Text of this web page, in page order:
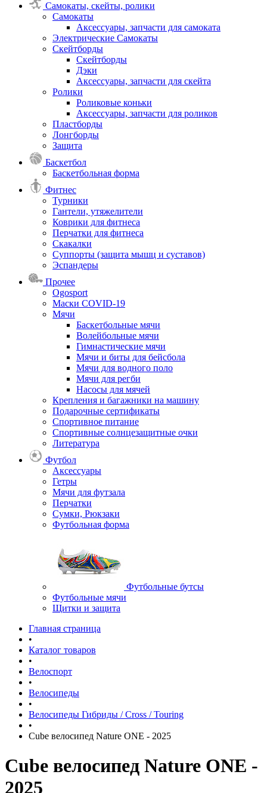
Самокаты, скейты, ролики
Самокаты
Аксессуары, запчасти для самоката
Электрические Самокаты
Скейтборды
Скейтборды
Дэки
Аксессуары, запчасти для скейта
Ролики
Роликовые коньки
Аксессуары, запчасти для роликов
Пластборды
Лонгборды
Защита
Баскетбол
Баскетбольная форма
Фитнес
Турники
Гантели, утяжелители
Коврики для фитнеса
Перчатки для фитнеса
Скакалки
Суппорты (защита мышц и суставов)
Эспандеры
Прочее
Ogosport
Маски COVID-19
Мячи
Баскетбольные мячи
Волейбольные мячи
Гимнастические мячи
Мячи и биты для бейсбола
Мячи для водного поло
Мячи для регби
Насосы для мячей
Крепления и багажники на машину
Подарочные сертификаты
Спортивное питание
Спортивные солнцезащитные очки
Литература
Футбол
Аксессуары
Гетры
Мячи для футзала
Перчатки
Сумки, Рюкзаки
Футбольная форма
Футбольные бутсы
Футбольные мячи
Щитки и защита
Главная страница
•
Каталог товаров
•
Велоспорт
•
Велосипеды
•
Велосипеды Гибриды / Cross / Touring
•
Cube велосипед Nature ONE - 2025
Cube велосипед Nature ONE -
2025